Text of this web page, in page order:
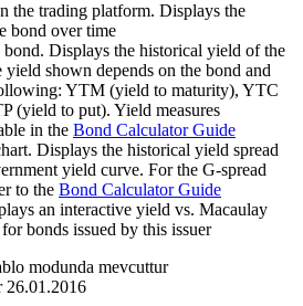
the trading platform. Displays the
bond over time
Displays the historical yield of the
shown depends on the bond and
YTM (yield to maturity), YTC
(yield to put). Yield measures
in the Bond Calculator Guide
Displays the historical yield spread
yield curve. For the G-spread
to the Bond Calculator Guide
an interactive yield vs. Macaulay
bonds issued by this issuer
modunda mevcuttur
26.01.2016